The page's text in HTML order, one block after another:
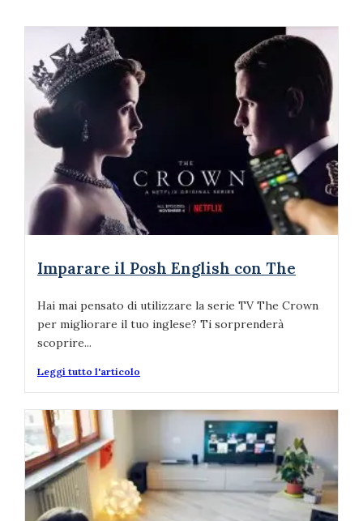
Imparare il Posh English con The
Hai mai pensato di utilizzare la serie TV The Crown
per migliorare il tuo inglese? Ti sorprenderà
scoprire...
Leggi tutto l'articolo